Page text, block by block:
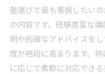
塾選びで最も重視したい
の内容です。経験豊富な
明や的確なアドバイスを
度が格段に高まります。
に応じて柔軟に対応できる